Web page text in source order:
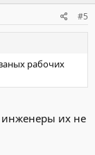
#5
рабочих
инженеры их не